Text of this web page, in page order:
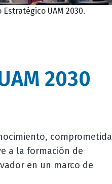
UAM 2030.
2030
comprometida
a la formación de
en un marco de